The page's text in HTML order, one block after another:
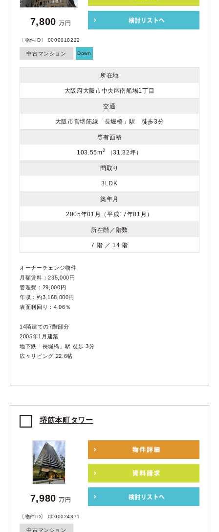
〔物件ID〕 0000018222
中古マンション Down
7,800 万円
所在地
大阪府大阪市中央区南船場1丁目
交通
大阪市営堺筋線「長堀橋」駅 徒歩3分
専有面積
103.55m2 （31.32坪）
間取り
3LDK
築年月
2005年01月（平成17年01月）
所在階／階数
7 階 ／ 14 階
オーナーチェンジ物件
月額賃料：235,000円
管理費：29,000円
年収：約3,168,000円
表面利回り：4.06％
14階建ての7階部分
2005年1月建築
地下鉄「長堀橋」駅 徒歩 3分
広々リビング 22.6帖
堺筋本町タワー
〔物件ID〕 0000024371
中古マンション
7,980 万円